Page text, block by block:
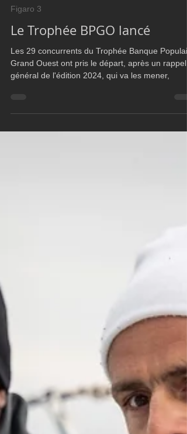
Ultim Boat
May 19, 2024
Figaro 3
Le Trophée BPGO lancé
Les 29 concurrents du Trophée Banque